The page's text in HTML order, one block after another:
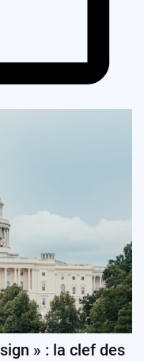
» : la clef des